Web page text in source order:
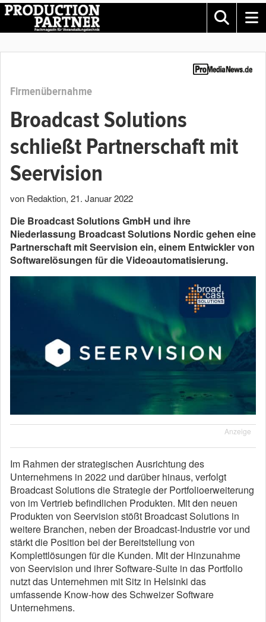
Firmenübernahme
Broadcast Solutions
schließt Partnerschaft mit
Seervision
von Redaktion, 21. Januar 2022
Die Broadcast Solutions GmbH und ihre
Niederlassung Broadcast Solutions Nordic gehen eine
Partnerschaft mit Seervision ein, einem Entwickler von
Softwarelösungen für die Videoautomatisierung.
Anzeige
Im Rahmen der strategischen Ausrichtung des
Unternehmens in 2022 und darüber hinaus, verfolgt
Broadcast Solutions die Strategie der Portfolioerweiterung
von im Vertrieb befindlichen Produkten. Mit den neuen
Produkten von Seervision stößt Broadcast Solutions in
weitere Branchen, neben der Broadcast-Industrie vor und
stärkt die Position bei der Bereitstellung von
Komplettlösungen für die Kunden. Mit der Hinzunahme
von Seervision und ihrer Software-Suite in das Portfolio
nutzt das Unternehmen mit Sitz in Helsinki das
umfassende Know-how des Schweizer Software
Unternehmens.